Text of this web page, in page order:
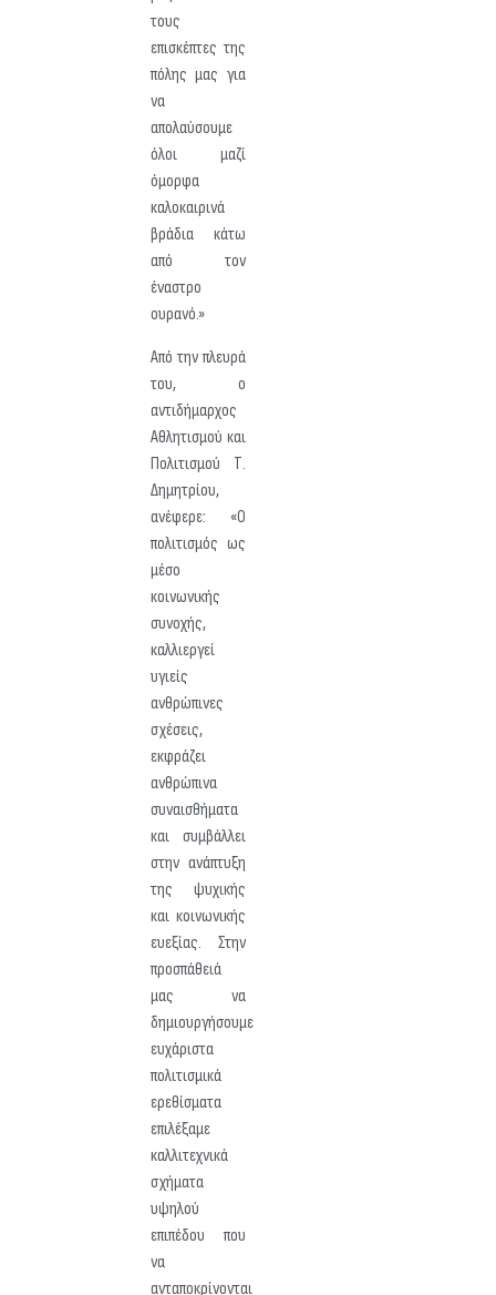
τους
επισκέπτες της
πόλης μας για
να
απολαύσουμε
όλοι μαζί
όμορφα
καλοκαιρινά
βράδια κάτω
από τον
έναστρο
ουρανό.»
Από την πλευρά
του, ο
αντιδήμαρχος
Αθλητισμού και
Πολιτισμού Τ.
Δημητρίου,
ανέφερε: «Ο
πολιτισμός ως
μέσο
κοινωνικής
συνοχής,
καλλιεργεί
υγιείς
ανθρώπινες
σχέσεις,
εκφράζει
ανθρώπινα
συναισθήματα
και συμβάλλει
στην ανάπτυξη
της ψυχικής
και κοινωνικής
ευεξίας. Στην
προσπάθειά
μας να
δημιουργήσουμε
ευχάριστα
πολιτισμικά
ερεθίσματα
επιλέξαμε
καλλιτεχνικά
σχήματα
υψηλού
επιπέδου που
να
ανταποκρίνονται